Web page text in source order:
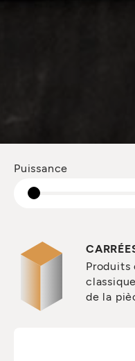
Puissance
Produits
de la